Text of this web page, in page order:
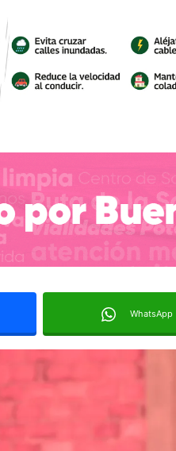
WhatsApp